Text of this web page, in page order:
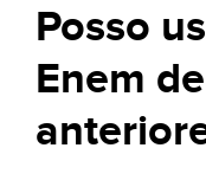
Posso
Enem